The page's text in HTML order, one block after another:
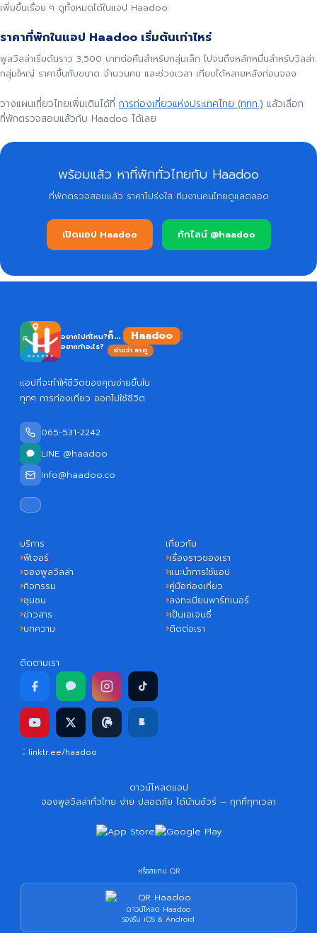
เพิ่มขึ้นเรื่อย ๆ ดูทั้งหมดได้ในแอป Haadoo
ราคาที่พักในแอป Haadoo เริ่มต้นเท่าไหร่
พูลวิลล่าเริ่มต้นราว 3,500 บาทต่อคืนสำหรับกลุ่มเล็ก ไปจนถึงหลักหมื่นสำหรับวิลล่า
กลุ่มใหญ่ ราคาขึ้นกับขนาด จำนวนคน และช่วงเวลา เทียบได้หลายหลังก่อนจอง
วางแผนเที่ยวไทยเพิ่มเติมได้ที่ การท่องเที่ยวแห่งประเทศไทย (ททท.) แล้วเลือก
ที่พักตรวจสอบแล้วกับ Haadoo ได้เลย
พร้อมแล้ว หาที่พักทั่วไทยกับ Haadoo
ที่พักตรวจสอบแล้ว ราคาโปร่งใส ทีมงานคนไทยดูแลตลอด
เปิดแอป Haadoo ทักไลน์ @haadoo
อยากไปที่ไหน?
อยากทำอะไร?
ก็... H
อ่านว่า หาดู
แอปที่จะทำให้ชีวิตของคุณง่ายขึ้นใน
ทุกๆ การท่องเที่ยว ออกไปใช้ชีวิต
065-531-2242
LINE @haadoo
Info@haadoo.co
บริการ
ฟีเจอร์
จองพูลวิลล่า
กิจกรรม
ชุมชน
ข่าวสาร
บทความ
เกี่ยวกับ
เรื่องราวของเรา
แนะนำการใช้แอป
คู่มือท่องเที่ยว
ลงทะเบียนพาร์ทเนอร์
เป็นเอเจนซี่
ติดต่อเรา
ติดตามเรา
linktr.ee/haadoo
ดาวน์โหลดแอป
จองพูลวิลล่าทั่วไทย ง่าย ปลอดภัย ได้บ้านชัวร์ — ทุกที่ทุกเวลา
หรือสแกน QR
ดาวน์โหลด Haadoo
รองรับ iOS & Android